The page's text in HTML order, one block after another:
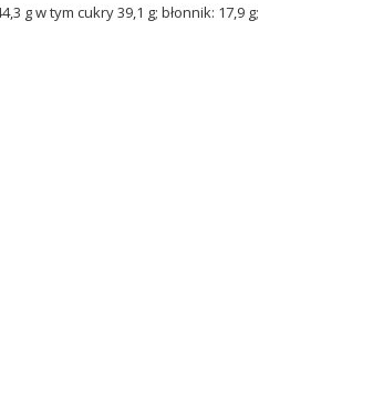
g w tym cukry 39,1 g; błonnik: 17,9 g;